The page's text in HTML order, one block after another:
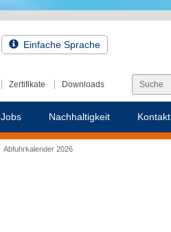
Einfache Sprache
Zertifikate Downloads
Jobs Nachhaltigkeit Kontakt
Abfuhrkalender 2026